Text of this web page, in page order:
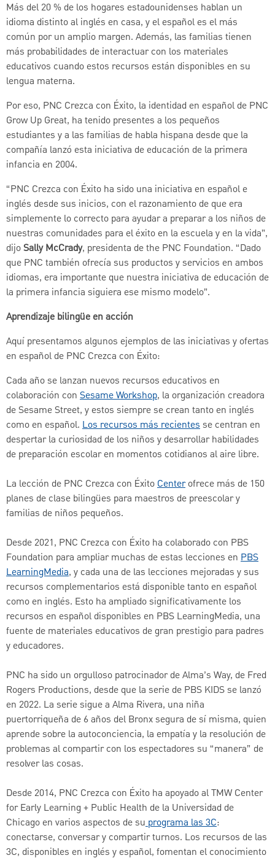
Más del 20 % de los hogares estadounidenses hablan un
idioma distinto al inglés en casa, y el español es el más
común por un amplio margen. Además, las familias tienen
más probabilidades de interactuar con los materiales
educativos cuando estos recursos están disponibles en su
lengua materna.
Por eso, PNC Crezca con Éxito, la identidad en español de PNC
Grow Up Great, ha tenido presentes a los pequeños
estudiantes y a las familias de habla hispana desde que la
compañía lanzó esta iniciativa de educación de la primera
infancia en 2004.
“PNC Crezca con Éxito ha sido una iniciativa en español e
inglés desde sus inicios, con el razonamiento de que era
simplemente lo correcto para ayudar a preparar a los niños de
nuestras comunidades para el éxito en la escuela y en la vida”,
dijoSally McCrady, presidenta de the PNC Foundation. “Dado
que PNC también ofrecía sus productos y servicios en ambos
idiomas, era importante que nuestra iniciativa de educación de
la primera infancia siguiera ese mismo modelo”.
Aprendizaje bilingüe en acción
Aquí presentamos algunos ejemplos de las iniciativas y ofertas
en español de PNC Crezca con Éxito:
Cada año se lanzan nuevos recursos educativos en
colaboración con Sesame Workshop, la organización creadora
de Sesame Street, y estos siempre se crean tanto en inglés
como en español. Los recursos más recientesse centran en
despertar la curiosidad de los niños y desarrollar habilidades
de preparación escolar en momentos cotidianos al aire libre.
La lección de PNC Crezca con ÉxitoCenterofrece más de 150
planes de clase bilingües para maestros de preescolar y
familias de niños pequeños.
Desde 2021, PNC Crezca con Éxito ha colaborado con PBS
Foundation para ampliar muchas de estas lecciones en PBS
LearningMedia, y cada una de las lecciones mejoradas y sus
recursos complementarios está disponible tanto en español
como en inglés. Esto ha ampliado significativamente los
recursos en español disponibles en PBS LearningMedia, una
fuente de materiales educativos de gran prestigio para padres
y educadores.
PNC ha sido un orgulloso patrocinador de Alma’s Way, de Fred
Rogers Productions, desde que la serie de PBS KIDS se lanzó
en 2022. La serie sigue a Alma Rivera, una niña
puertorriqueña de 6 años del Bronx segura de sí misma, quien
aprende sobre la autoconciencia, la empatía y la resolución de
problemas al compartir con los espectadores su “manera” de
resolver las cosas.
Desde 2014, PNC Crezca con Éxito ha apoyado al TMW Center
for Early Learning + Public Health de la Universidad de
Chicago en varios aspectos de suprograma las 3C:
conectarse, conversar y compartir turnos. Los recursos de las
3C, disponibles en inglés y español, fomentan el conocimiento